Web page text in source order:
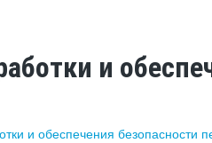
и
и обеспечения безопасности